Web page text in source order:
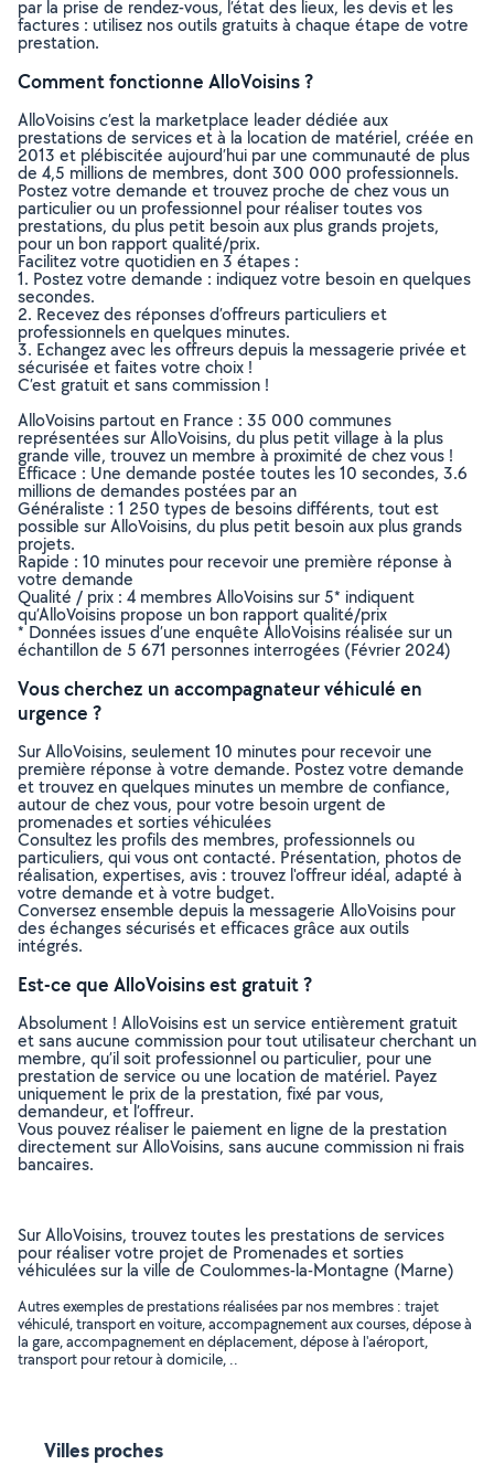
par la prise de rendez-vous, l’état des lieux, les devis et les
factures : utilisez nos outils gratuits à chaque étape de votre
prestation.
Comment fonctionne AlloVoisins ?
AlloVoisins c’est la marketplace leader dédiée aux
prestations de services et à la location de matériel, créée en
2013 et plébiscitée aujourd’hui par une communauté de plus
de 4,5 millions de membres, dont 300 000 professionnels.
Postez votre demande et trouvez proche de chez vous un
particulier ou un professionnel pour réaliser toutes vos
prestations, du plus petit besoin aux plus grands projets,
pour un bon rapport qualité/prix.
Facilitez votre quotidien en 3 étapes :
1. Postez votre demande : indiquez votre besoin en quelques
secondes.
2. Recevez des réponses d’offreurs particuliers et
professionnels en quelques minutes.
3. Echangez avec les offreurs depuis la messagerie privée et
sécurisée et faites votre choix !
C’est gratuit et sans commission !
AlloVoisins partout en France : 35 000 communes
représentées sur AlloVoisins, du plus petit village à la plus
grande ville, trouvez un membre à proximité de chez vous !
Efficace : Une demande postée toutes les 10 secondes, 3.6
millions de demandes postées par an
Généraliste : 1 250 types de besoins différents, tout est
possible sur AlloVoisins, du plus petit besoin aux plus grands
projets.
Rapide : 10 minutes pour recevoir une première réponse à
votre demande
Qualité / prix : 4 membres AlloVoisins sur 5* indiquent
qu’AlloVoisins propose un bon rapport qualité/prix
* Données issues d’une enquête AlloVoisins réalisée sur un
échantillon de 5 671 personnes interrogées (Février 2024)
Vous cherchez un accompagnateur véhiculé en
urgence ?
Sur AlloVoisins, seulement 10 minutes pour recevoir une
première réponse à votre demande. Postez votre demande
et trouvez en quelques minutes un membre de confiance,
autour de chez vous, pour votre besoin urgent de
promenades et sorties véhiculées
Consultez les profils des membres, professionnels ou
particuliers, qui vous ont contacté. Présentation, photos de
réalisation, expertises, avis : trouvez l'offreur idéal, adapté à
votre demande et à votre budget.
Conversez ensemble depuis la messagerie AlloVoisins pour
des échanges sécurisés et efficaces grâce aux outils
intégrés.
Est-ce que AlloVoisins est gratuit ?
Absolument ! AlloVoisins est un service entièrement gratuit
et sans aucune commission pour tout utilisateur cherchant un
membre, qu’il soit professionnel ou particulier, pour une
prestation de service ou une location de matériel. Payez
uniquement le prix de la prestation, fixé par vous,
demandeur, et l’offreur.
Vous pouvez réaliser le paiement en ligne de la prestation
directement sur AlloVoisins, sans aucune commission ni frais
bancaires.
Sur AlloVoisins, trouvez toutes les prestations de services
pour réaliser votre projet de Promenades et sorties
véhiculées sur la ville de Coulommes-la-Montagne (Marne)
Autres exemples de prestations réalisées par nos membres : trajet
véhiculé, transport en voiture, accompagnement aux courses, dépose à
la gare, accompagnement en déplacement, dépose à l'aéroport,
transport pour retour à domicile, ..
Villes proches